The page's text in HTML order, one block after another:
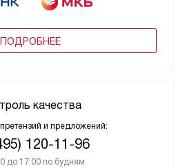
ПОДРОБНЕЕ
качества
и предложений:
120-11-96
до 17:00 по будням